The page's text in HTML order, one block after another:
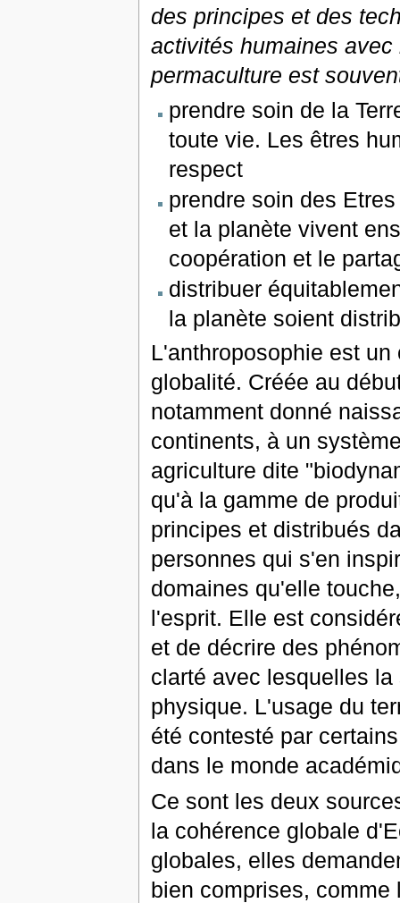
des principes et des
activités humaines
permaculture est
prendre soin de la
toute vie. Les êtres
respect
prendre soin des
et la planète vivent
coopération et le
distribuer
la planète soient
L'anthroposophie est
globalité. Créée au
notamment donné
continents, à un
agriculture dite
qu'à la gamme de
principes et distribués
personnes qui s'en
domaines qu'elle
l'esprit. Elle est
et de décrire des
clarté avec lesquelles
physique. L'usage du
été contesté par
dans le monde
Ce sont les deux
la cohérence globale
globales, elles
bien comprises,